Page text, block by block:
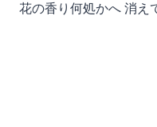
花の香り何処かへ 消え